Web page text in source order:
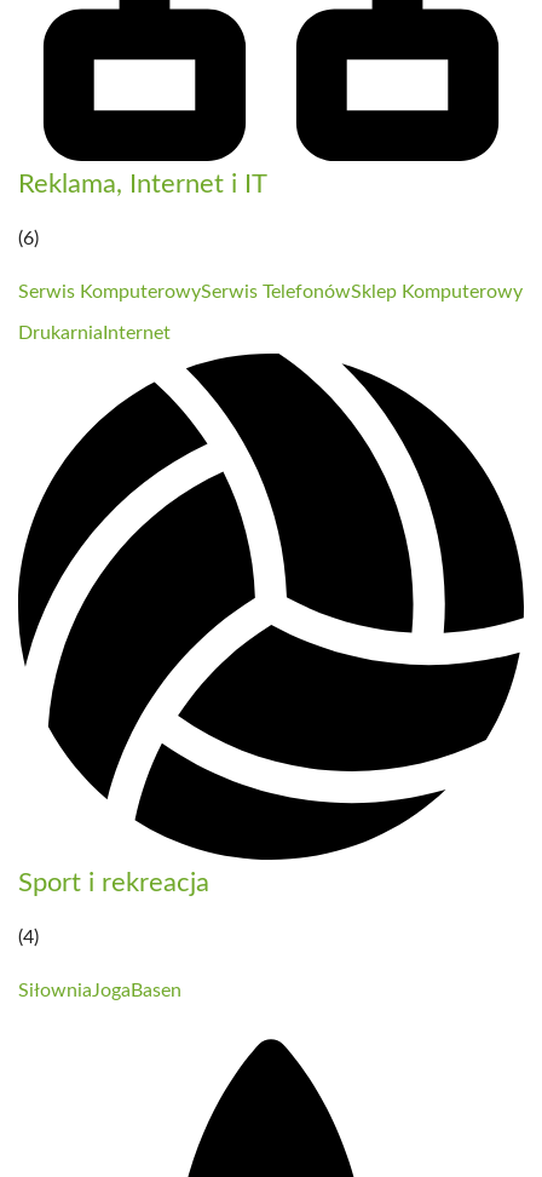
Reklama, Internet i IT
(6)
Serwis KomputerowySerwis TelefonówSklep Komputerowy
Drukarnia Internet
Sport i rekreacja
(4)
SiłowniaJoga Basen